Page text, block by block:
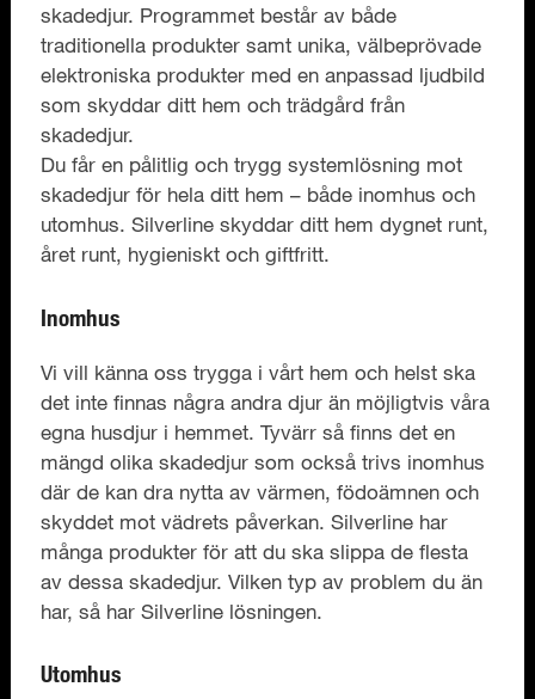
skadedjur. Programmet består av både
traditionella produkter samt unika, välbeprövade
elektroniska produkter med en anpassad ljudbild
som skyddar ditt hem och trädgård från
skadedjur.
Du får en pålitlig och trygg systemlösning mot
skadedjur för hela ditt hem – både inomhus och
utomhus. Silverline skyddar ditt hem dygnet runt,
året runt, hygieniskt och giftfritt.
Inomhus
Vi vill känna oss trygga i vårt hem och helst ska
det inte finnas några andra djur än möjligtvis våra
egna husdjur i hemmet. Tyvärr så finns det en
mängd olika skadedjur som också trivs inomhus
där de kan dra nytta av värmen, födoämnen och
skyddet mot vädrets påverkan. Silverline har
många produkter för att du ska slippa de flesta
av dessa skadedjur. Vilken typ av problem du än
har, så har Silverline lösningen.
Utomhus